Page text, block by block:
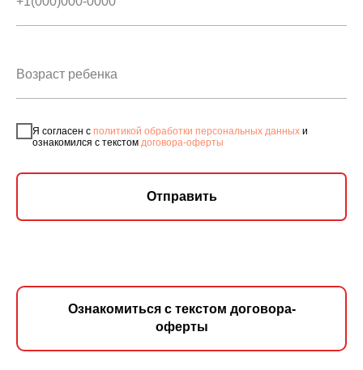
Я согласен с политикой обработки персональных данных и
ознакомился с текстом договора-оферты
Отправить
Ознакомиться с текстом договора-
оферты